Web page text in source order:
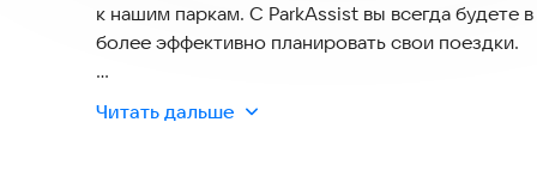
к нашим паркам. С ParkAssist вы всегда будете
более эффективно планировать свои поездки.
Основные функции приложения включают:
Читать дальше